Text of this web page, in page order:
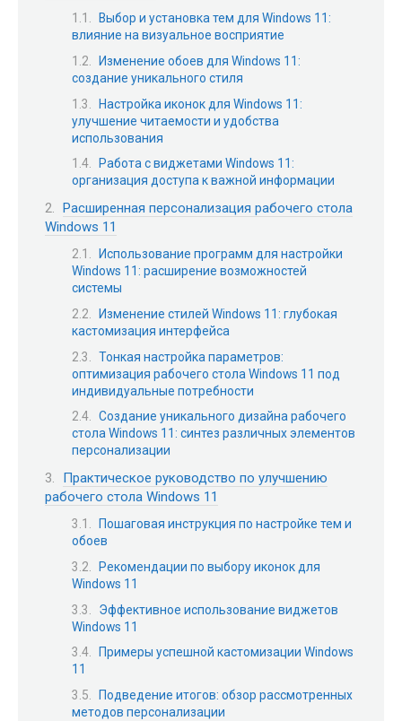
Выбор и установка тем для Windows 11:
влияние на визуальное восприятие
Изменение обоев для Windows 11:
создание уникального стиля
Настройка иконок для Windows 11:
улучшение читаемости и удобства
использования
Работа с виджетами Windows 11:
организация доступа к важной информации
Расширенная персонализация рабочего стола
Windows 11
Использование программ для настройки
Windows 11: расширение возможностей
системы
Изменение стилей Windows 11: глубокая
кастомизация интерфейса
Тонкая настройка параметров:
оптимизация рабочего стола Windows 11 под
индивидуальные потребности
Создание уникального дизайна рабочего
стола Windows 11: синтез различных элементов
персонализации
Практическое руководство по улучшению
рабочего стола Windows 11
Пошаговая инструкция по настройке тем и
обоев
Рекомендации по выбору иконок для
Windows 11
Эффективное использование виджетов
Windows 11
Примеры успешной кастомизации Windows
11
Подведение итогов: обзор рассмотренных
методов персонализации